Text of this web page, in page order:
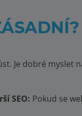
Je dobré myslet
SEO: Pokud se